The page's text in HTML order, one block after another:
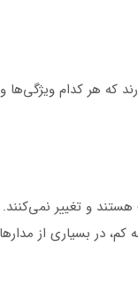
که هر کدام ویژگی‌ها
و تغییر
در بسیاری از